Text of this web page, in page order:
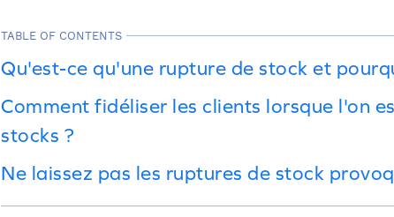
TABLE OF CONTENTS
Qu'est-ce qu'une rupture de stock et
Comment fidéliser les clients lorsque l'on
stocks ?
Ne laissez pas les ruptures de stock